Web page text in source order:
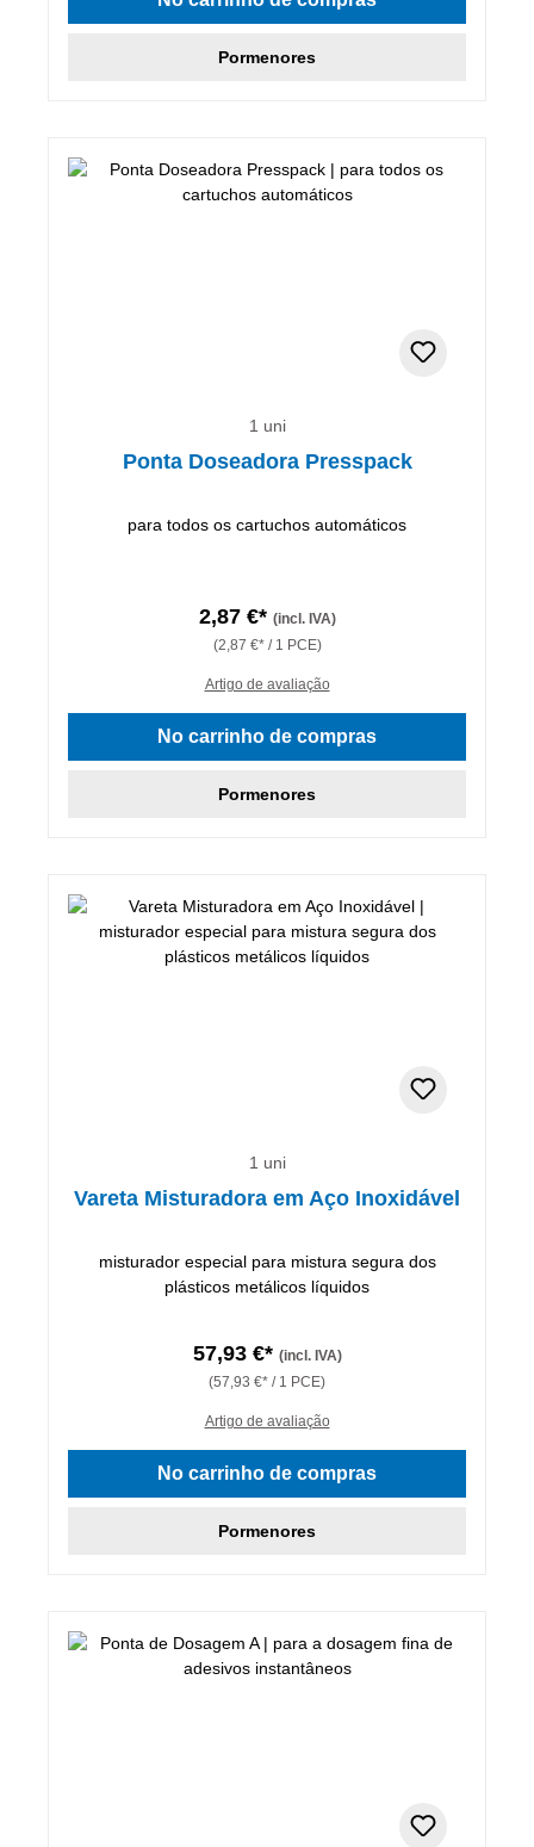
Pormenores
1 uni
Ponta Doseadora Presspack
para todos os cartuchos automáticos
2,87 €* (incl. IVA)
(2,87 €* / 1 PCE)
Artigo de avaliação
No carrinho de compras
Pormenores
1 uni
Vareta Misturadora em Aço Inoxidável
misturador especial para mistura segura dos
plásticos metálicos líquidos
57,93 €* (incl. IVA)
(57,93 €* / 1 PCE)
Artigo de avaliação
No carrinho de compras
Pormenores